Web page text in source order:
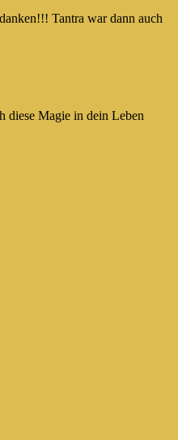
Tantra war dann auch
diese Magie in dein Leben